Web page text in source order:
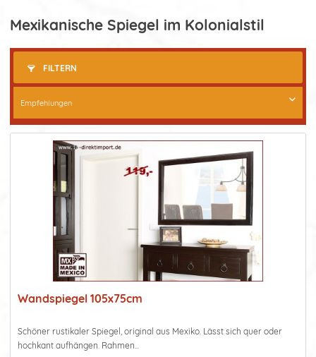
Mexikanische Spiegel im Kolonialstil
FILTERN
Wandspiegel 105x75cm
Schöner rustikaler Spiegel, original aus Mexiko. Lässt sich quer oder
hochkant aufhängen. Rahmen...